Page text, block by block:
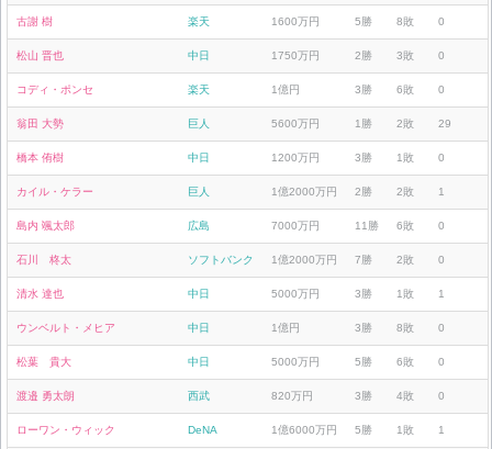
古謝 樹 楽天 1600万円 5勝 8敗 0
松山 晋也 中日 1750万円 2勝 3敗 0
コディ・ポンセ 楽天 1億円 3勝 6敗 0
翁田 大勢 巨人 5600万円 1勝 2敗 29
橋本 侑樹 中日 1200万円 3勝 1敗 0
カイル・ケラー 巨人 1億2000万円 2勝 2敗 1
島内 颯太郎 広島 7000万円 11勝 6敗 0
石川 柊太 ソフトバンク 1億2000万円 7勝 2敗 0
清水 達也 中日 5000万円 3勝 1敗 1
ウンベルト・メヒア 中日 1億円 3勝 8敗 0
松葉 貴大 中日 5000万円 5勝 6敗 0
渡邉 勇太朗 西武 820万円 3勝 4敗 0
ローワン・ウィック DeNA 1億6000万円 5勝 1敗 1